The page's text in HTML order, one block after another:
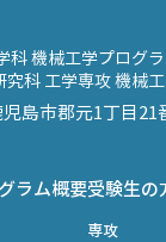
科 機械工学プログ
究科 工学専攻 機械
島市郡元1丁目
ラム概要受験生の
専攻